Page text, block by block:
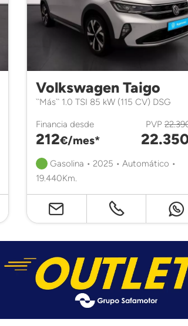
Volkswagen Taigo
``Más`` 1.0 TSI 85 kW (115 CV) DSG
Financia desde
212€/mes*
PVP
Gasolina • 2025 • Automático •
19.440Km.